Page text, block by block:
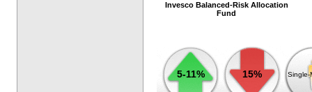
Invesco Balanced-Risk Allocation
Fund
5-11% 15% Single-